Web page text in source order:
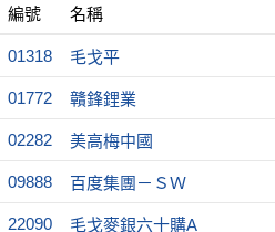
編號 名稱
01318 毛戈平
01772 贛鋒鋰業
02282 美高梅中國
09888 百度集團－ＳＷ
22090 毛戈麥銀六十購A